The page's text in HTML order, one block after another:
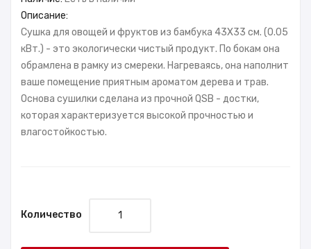
Описание:
Сушка для овощей и фруктов из бамбука 43X33 см. (0.05
кВт.) - это экологически чистый продукт. По бокам она
обрамлена в рамку из смереки. Нагреваясь, она наполнит
ваше помещение приятным ароматом дерева и трав.
Основа сушилки сделана из прочной QSB - достки,
которая характеризуется высокой прочностью и
влагостойкостью.
Количество